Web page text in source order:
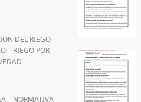
DEL RIEGO
RIEGO POR
NORMATIVA